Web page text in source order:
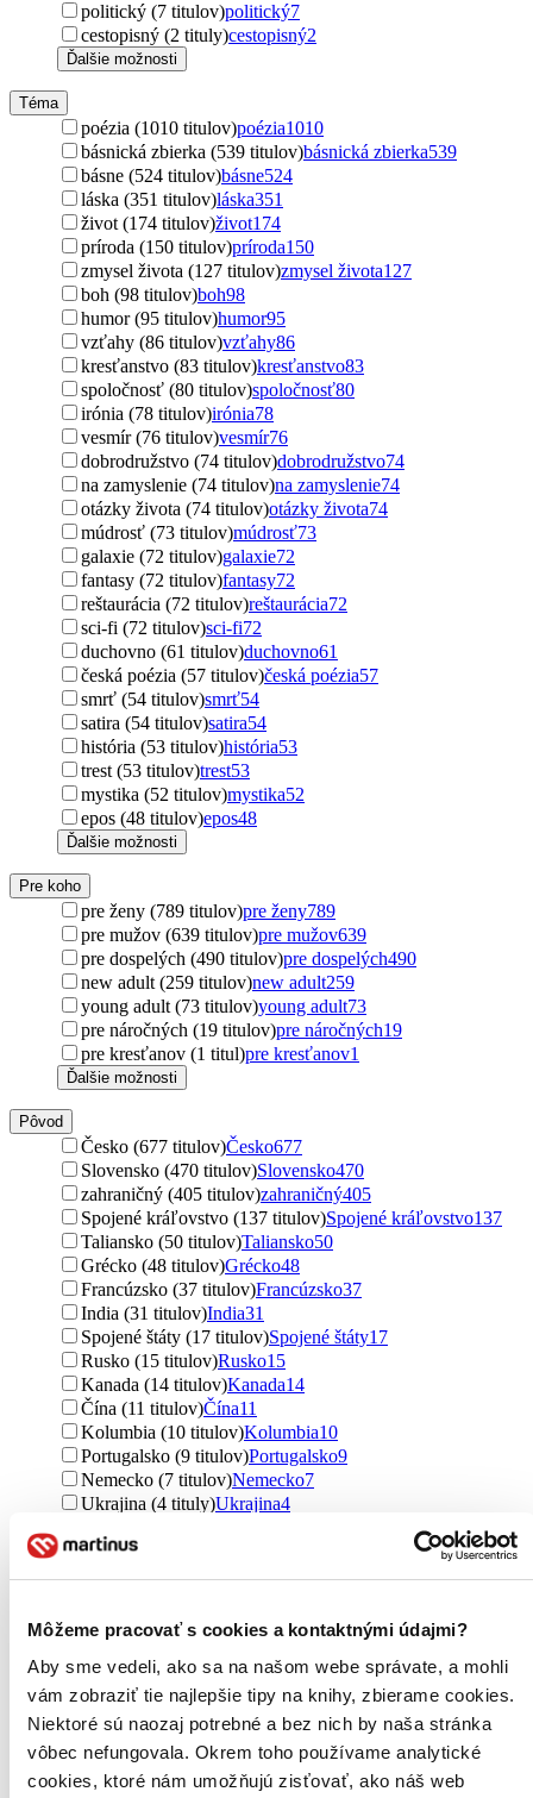
Môžeme pracovať s cookies a kontaktnými údajmi?
Aby sme vedeli, ako sa na našom webe správate, a mohli
vám zobraziť tie najlepšie tipy na knihy, zbierame cookies.
Niektoré sú naozaj potrebné a bez nich by naša stránka
vôbec nefungovala. Okrem toho používame analytické
cookies, ktoré nám umožňujú zisťovať, ako náš web
politický (7 titulov)politický7
cestopisný (2 tituly)cestopisný2
Ďalšie možnosti
Téma
poézia (1010 titulov)poézia1010
básnická zbierka (539 titulov)básnická zbierka539
básne (524 titulov)básne524
láska (351 titulov)láska351
život (174 titulov)život174
príroda (150 titulov)príroda150
zmysel života (127 titulov)zmysel života127
boh (98 titulov)boh98
humor (95 titulov)humor95
vzťahy (86 titulov)vzťahy86
kresťanstvo (83 titulov)kresťanstvo83
spoločnosť (80 titulov)spoločnosť80
irónia (78 titulov)irónia78
vesmír (76 titulov)vesmír76
dobrodružstvo (74 titulov)dobrodružstvo74
na zamyslenie (74 titulov)na zamyslenie74
otázky života (74 titulov)otázky života74
múdrosť (73 titulov)múdrosť73
galaxie (72 titulov)galaxie72
fantasy (72 titulov)fantasy72
reštaurácia (72 titulov)reštaurácia72
sci-fi (72 titulov)sci-fi72
duchovno (61 titulov)duchovno61
česká poézia (57 titulov)česká poézia57
smrť (54 titulov)smrť54
satira (54 titulov)satira54
história (53 titulov)história53
trest (53 titulov)trest53
mystika (52 titulov)mystika52
epos (48 titulov)epos48
Ďalšie možnosti
Pre koho
pre ženy (789 titulov)pre ženy789
pre mužov (639 titulov)pre mužov639
pre dospelých (490 titulov)pre dospelých490
new adult (259 titulov)new adult259
young adult (73 titulov)young adult73
pre náročných (19 titulov)pre náročných19
pre kresťanov (1 titul)pre kresťanov1
Ďalšie možnosti
Pôvod
Česko (677 titulov)Česko677
Slovensko (470 titulov)Slovensko470
zahraničný (405 titulov)zahraničný405
Spojené kráľovstvo (137 titulov)Spojené kráľovstvo137
Taliansko (50 titulov)Taliansko50
Grécko (48 titulov)Grécko48
Francúzsko (37 titulov)Francúzsko37
India (31 titulov)India31
Spojené štáty (17 titulov)Spojené štáty17
Rusko (15 titulov)Rusko15
Kanada (14 titulov)Kanada14
Čína (11 titulov)Čína11
Kolumbia (10 titulov)Kolumbia10
Portugalsko (9 titulov)Portugalsko9
Nemecko (7 titulov)Nemecko7
Ukrajina (4 tituly)Ukrajina4
Irán (3 tituly)
Srbsko (3 tituly)Srbsko3
Bulharsko (2 tituly)Bulharsko2
Mexiko (2 tituly)
Slovinsko (2 tituly) Slovinsko2
Island (1 titul)Island1
Švédsko (1 titul)Švédsko1
Arménsko (1 titul)
Arménsko
Čile (1 titul)Čile1
Chorvátsko (1 titul)Chorvátsko1